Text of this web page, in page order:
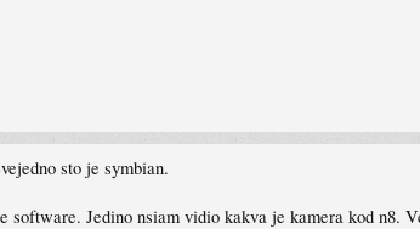
sto je symbian.
Jedino nsiam vidio kakva je kamera kod n8.